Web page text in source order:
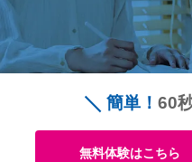
簡単！ 60
無料体験はこちら